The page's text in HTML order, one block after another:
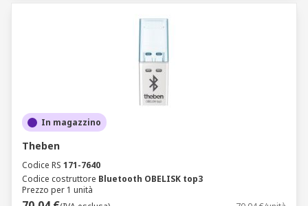
In magazzino
Theben
Codice RS 171-7640
Codice costruttore Bluetooth OBELISK top3
Prezzo per 1 unità